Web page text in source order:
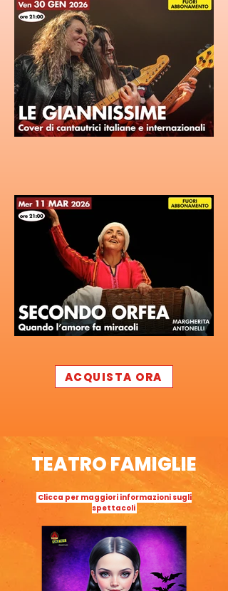
ACQUISTA ORA
TEATRO FAMIGLIE
Clicca per maggiori informazioni sugli
spettacoli